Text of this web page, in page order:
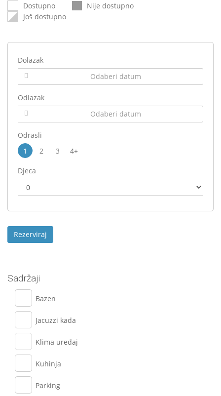
Dostupno
Nije dostupno
Još dostupno
Dolazak
Odlazak
Odrasli
1
2 3 4+
Djeca
Sadržaji
Bazen
Jacuzzi kada
Klima uređaj
Kuhinja
Parking